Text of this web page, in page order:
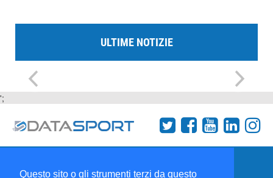
Questo sito o gli strumenti terzi da questo
ULTIME NOTIZIE
';